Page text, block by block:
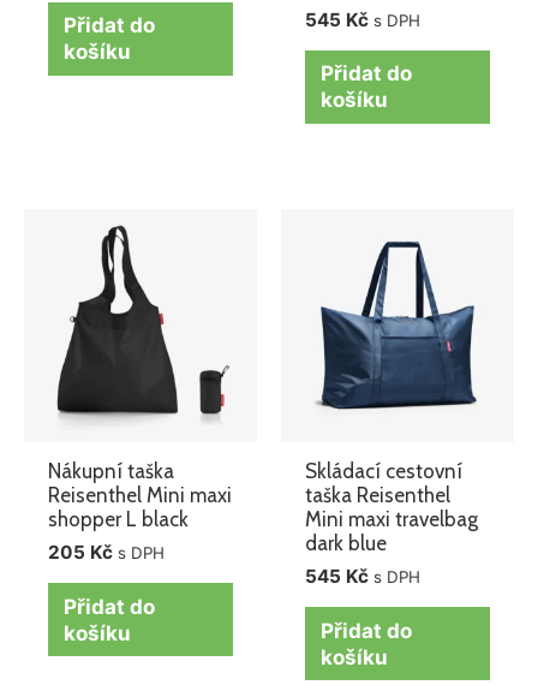
Přidat do
košíku
545 Kč s DPH
Přidat do
košíku
Nákupní taška
Reisenthel Mini maxi
shopper L black
205 Kč s DPH
Přidat do
košíku
Skládací cestovní
taška Reisenthel
Mini maxi travelbag
dark blue
545 Kč s DPH
Přidat do
košíku